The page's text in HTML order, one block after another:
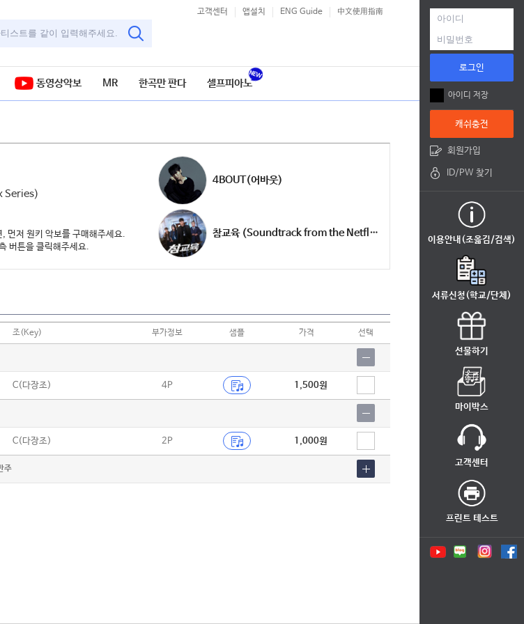
고객센터 앱설치 ENG Guide 中文使用指南
동영상악보 MR 한곡만 판다 셀프피아노
Series)
먼저 원키 악보를 구매해주세요.
버튼을 클릭해주세요.
4BOUT(어바웃)
참교육 (Soundtrack from the Netflix Series)
조(Key) 부가정보 샘플 가격 선택
C(다장조) 4P 1,500원
C(다장조) 2P 1,000원
주
로그인
아이디 저장
캐쉬충전
회원가입
ID/PW 찾기
이용안내(조옮김/검색)
서류신청(학교/단체)
선물하기
마이박스
고객센터
프린트 테스트